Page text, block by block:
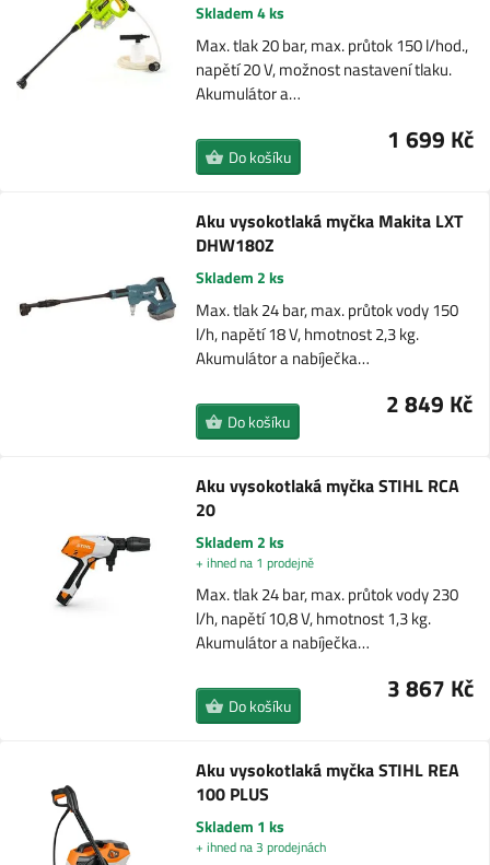
Skladem 4 ks
Max. tlak 20 bar, max. průtok 150 l/hod.,
napětí 20 V, možnost nastavení tlaku.
Akumulátor a…
1 699 Kč
Do košíku
Aku vysokotlaká myčka Makita LXT
DHW180Z
Skladem 2 ks
Max. tlak 24 bar, max. průtok vody 150
l/h, napětí 18 V, hmotnost 2,3 kg.
Akumulátor a nabíječka…
2 849 Kč
Do košíku
Aku vysokotlaká myčka STIHL RCA
20
Skladem 2 ks
+ ihned na 1 prodejně
Max. tlak 24 bar, max. průtok vody 230
l/h, napětí 10,8 V, hmotnost 1,3 kg.
Akumulátor a nabíječka…
3 867 Kč
Do košíku
Aku vysokotlaká myčka STIHL REA
100 PLUS
Skladem 1 ks
+ ihned na 3 prodejnách